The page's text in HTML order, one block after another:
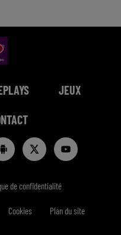
JEUX
de confidentialité
Cookies Plan du site